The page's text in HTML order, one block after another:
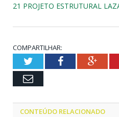
21 PROJETO ESTRUTURAL
COMPARTILHAR:
TwitterFacebook
Email
CONTEÚDO RELACIONADO